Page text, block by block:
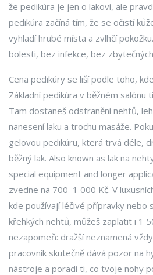
že pedikúra je jen o lakovi, ale
pedikúra začíná tím, že se očistí
vyhladí hrubé místa a zvlhčí
bolesti, bez infekce, bez
Cena pedikúry se liší podle toho,
Základní pedikúra v běžném salónu
Tam dostaneš odstranění nehtů,
nanesení laku a trochu masáže.
gelovou pedikúru, která trvá déle,
běžný lak. Also known as lak na
special equipment and longer
zvedne na 700–1 000 Kč. V
kde používají léčivé přípravky nebo
křehkých nehtů, můžeš zaplatit i 1
nezapomeň: dražší neznamená
pracovník skutečně dává pozor na
nástroje a poradí ti, co tvoje nohy